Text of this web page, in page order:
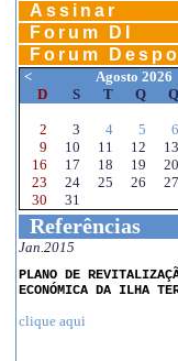
Assinar
Forum DI
Forum
<
Agosto 2026
D
S T Q Q
2
3 4 5 6
9
10 11 12 13
16
17 18 19 20
23
24 25 26 27
30
31
Referências
Jan.2015
PLANO DE
ECONÓMICA DA ILHA
clique aqui